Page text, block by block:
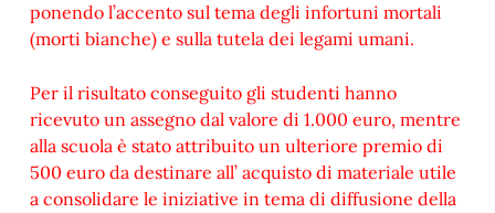
ponendo l’accento sul tema degli infortuni mortali
(morti bianche) e sulla tutela dei legami umani.
Per il risultato conseguito gli studenti hanno
ricevuto un assegno dal valore di 1.000 euro, mentre
alla scuola è stato attribuito un ulteriore premio di
500 euro da destinare all’ acquisto di materiale utile
a consolidare le iniziative in tema di diffusione della